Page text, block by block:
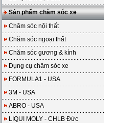
Sản phẩm chăm sóc xe
Chăm sóc nội thất
Chăm sóc ngoại thất
Chăm sóc gương & kính
Dụng cụ chăm sóc xe
FORMULA1 - USA
3M - USA
ABRO - USA
LIQUI MOLY - CHLB Đức